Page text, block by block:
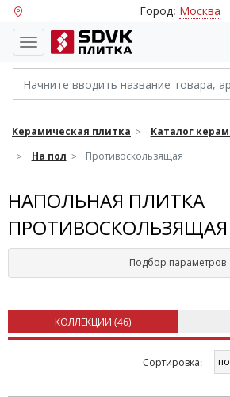
Город: Москва
Керамическая плитка
Каталог
На пол
Противоскользящая
НАПОЛЬНАЯ ПЛИТКА
ПРОТИВОСКОЛЬЗЯЩАЯ
Подбор параметров
КОЛЛЕКЦИИ (46)
Cортировка: